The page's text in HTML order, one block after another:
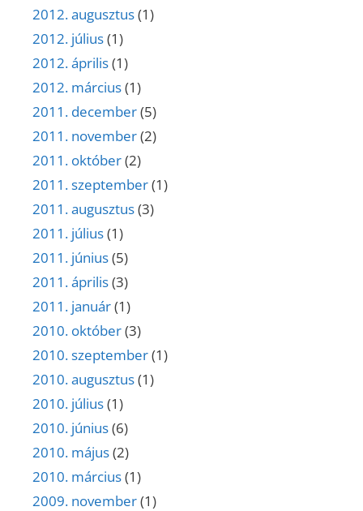
2012. augusztus(1)
2012. július(1)
2012. április(1)
2012. március(1)
2011. december(5)
2011. november(2)
2011. október(2)
2011. szeptember(1)
2011. augusztus(3)
2011. július(1)
2011. június(5)
2011. április(3)
2011. január(1)
2010. október(3)
2010. szeptember(1)
2010. augusztus(1)
2010. július(1)
2010. június(6)
2010. május(2)
2010. március(1)
2009. november(1)